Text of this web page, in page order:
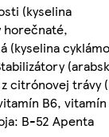
(kyselina
horečnaté,
(kyselina
citrónovej trávy
B6, vitamín
B-52 Apenta